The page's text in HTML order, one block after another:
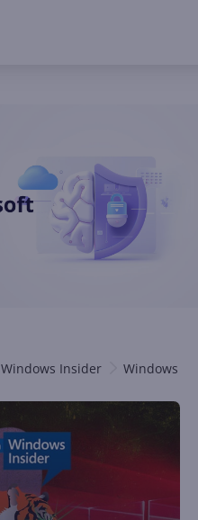
Windows Insider Windows